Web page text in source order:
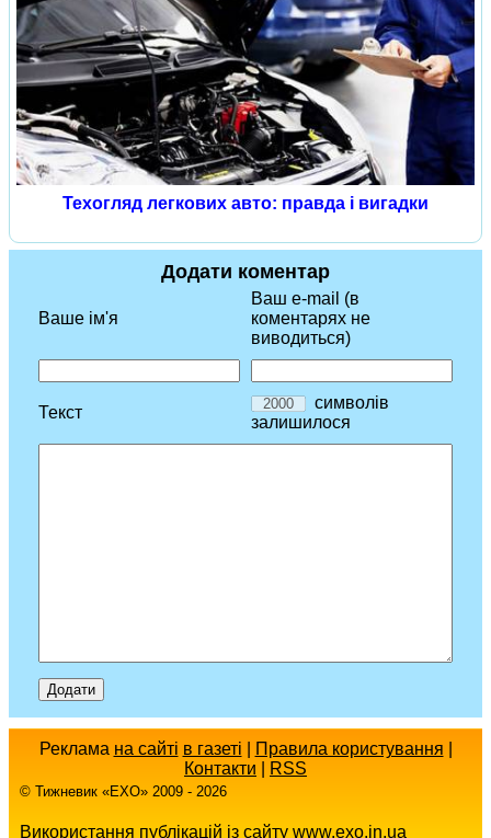
Техогляд легкових авто: правда і вигадки
Додати коментар
Ваше ім'я
Ваш e-mail (в
коментарях не
виводиться)
Текст
символів
залишилося
Реклама на сайті в газеті Правила користування
Контакти
RSS
© Тижневик «EХO» 2009 - 2026
Використання публікацій із сайту www.exo.in.ua